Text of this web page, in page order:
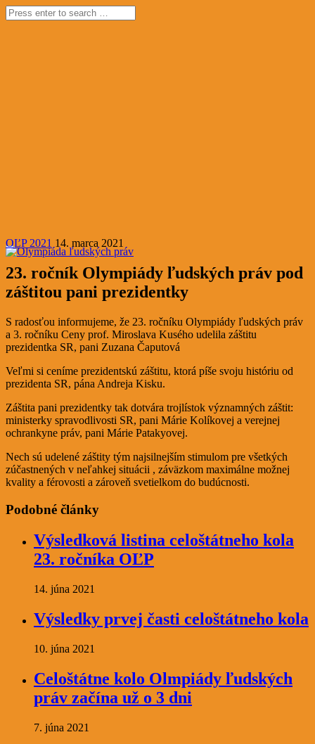
OĽP 2021 14. marca 2021
23. ročník Olympiády ľudských práv pod
záštitou pani prezidentky
S radosťou informujeme, že 23. ročníku Olympiády ľudských práv
a 3. ročníku Ceny prof. Miroslava Kusého udelila záštitu
prezidentka SR, pani Zuzana Čaputová
Veľmi si ceníme prezidentskú záštitu, ktorá píše svoju históriu od
prezidenta SR, pána Andreja Kisku.
Záštita pani prezidentky tak dotvára trojlístok významných záštit:
ministerky spravodlivosti SR, pani Márie Kolíkovej a verejnej
ochrankyne práv, pani Márie Patakyovej.
Nech sú udelené záštity tým najsilnejším stimulom pre všetkých
zúčastnených v neľahkej situácii , záväzkom maximálne možnej
kvality a férovosti a zároveň svetielkom do budúcnosti.
Podobné články
Výsledková listina celoštátneho kola
23. ročníka OĽP
14. júna 2021
Výsledky prvej časti celoštátneho kola
10. júna 2021
Celoštátne kolo Olmpiády ľudských
práv začína už o 3 dni
7. júna 2021